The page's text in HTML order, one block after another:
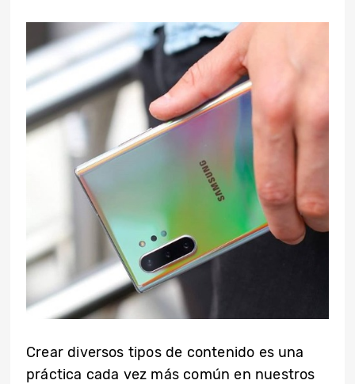
Crear diversos tipos de contenido es una
práctica cada vez más común en nuestros